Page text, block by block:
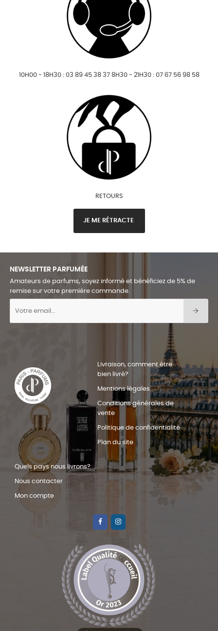
10H00 - 18H30 : 03 89 45 38 37 8H30 - 21H30 : 07 67 56 98 58
RETOURS
JE ME RÉTRACTE
NEWSLETTER PARFUMÉE
Amateurs de parfums, soyez informé et bénéficiez de 5% de
remise sur votre première commande.
Livraison, comment être
bien livré?
Mentions légales
Conditions générales de
vente
Politique de confidentialité
Plan du site
Quels pays nous livrons?
Nous contacter
Mon compte